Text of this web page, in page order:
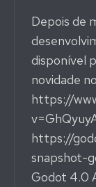
Depois de
disponível
novidade
https://
https://
snapshot-
Godot 4.0